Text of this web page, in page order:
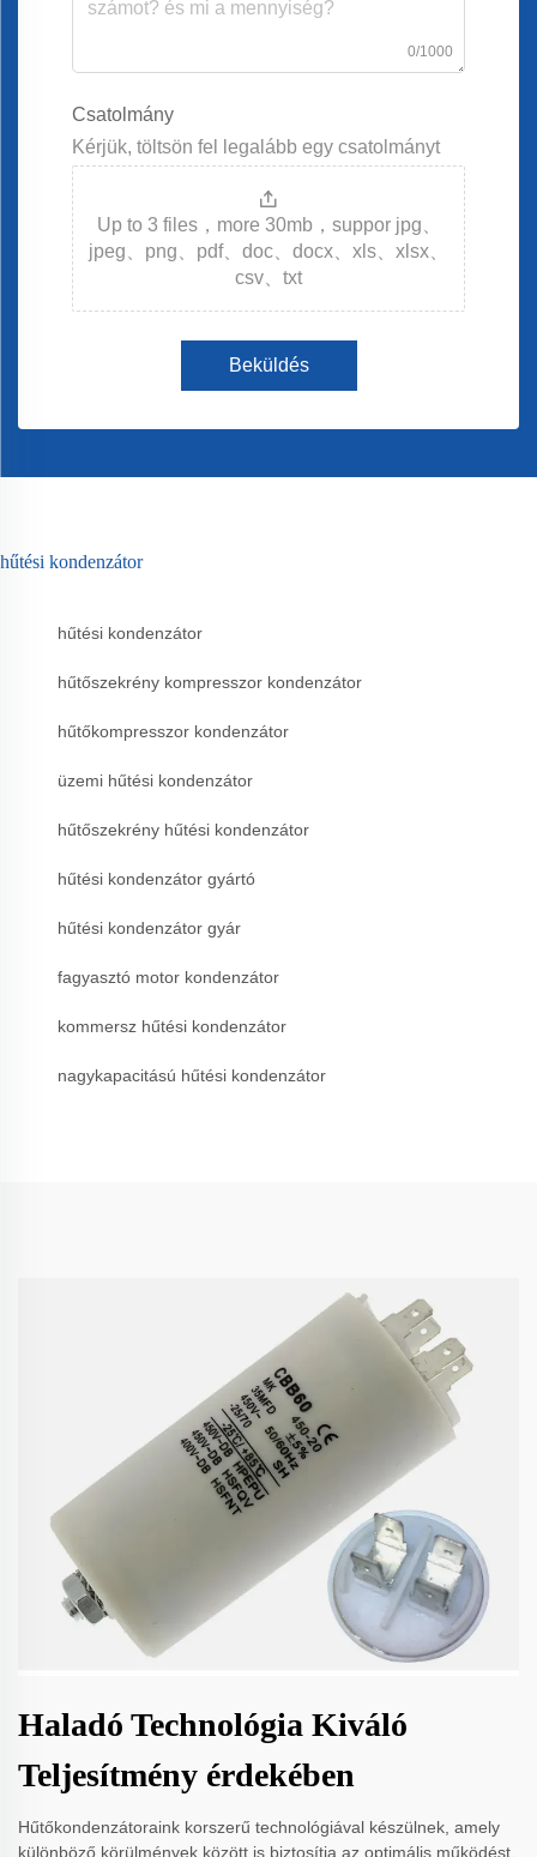
0/1000
Csatolmány
Kérjük, töltsön fel legalább egy csatolmányt
Up to 3 files，more 30mb，suppor jpg、
jpeg、png、pdf、doc、docx、xls、xlsx、
csv、txt
Beküldés
hűtési kondenzátor
hűtési kondenzátor
hűtőszekrény kompresszor kondenzátor
hűtőkompresszor kondenzátor
üzemi hűtési kondenzátor
hűtőszekrény hűtési kondenzátor
hűtési kondenzátor gyártó
hűtési kondenzátor gyár
fagyasztó motor kondenzátor
kommersz hűtési kondenzátor
nagykapacitású hűtési kondenzátor
Haladó Technológia Kiváló
Teljesítmény érdekében
Hűtőkondenzátoraink korszerű technológiával készülnek, amely
különböző körülmények között is biztosítja az optimális működést.